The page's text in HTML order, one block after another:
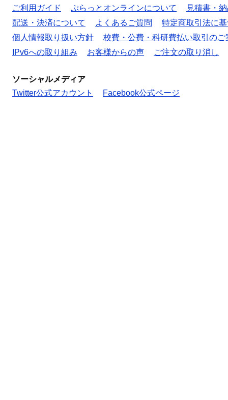
ご利用ガイド ぷらっとオンラインについて
見積書・
配送・決済について
よくあるご質問
特定商取引法に
個人情報取り扱い方針
校費・公費・科研費払い取引のご
IPv6への取り組み
お客様からの声 ご注文の取り消し
ソーシャルメディア
Twitter公式アカウント
Facebook公式ページ